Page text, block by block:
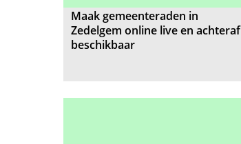
Maak gemeenteraden in
Zedelgem online live en achteraf
beschikbaar